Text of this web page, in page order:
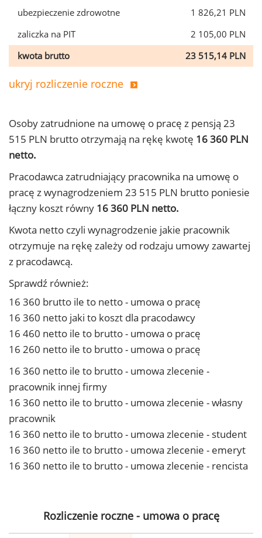
ubezpieczenie zdrowotne
1 826,21 PLN
zaliczka na PIT
2 105,00 PLN
kwota brutto
23 515,14 PLN
ukryj rozliczenie roczne
Osoby zatrudnione na umowę o pracę z pensją 23
515 PLN brutto otrzymają na rękę kwotę 16 360 PLN
netto.
Pracodawca zatrudniający pracownika na umowę o
pracę z wynagrodzeniem 23 515 PLN brutto poniesie
łączny koszt równy 16 360 PLN netto.
Kwota netto czyli wynagrodzenie jakie pracownik
otrzymuje na rękę zależy od rodzaju umowy zawartej
z pracodawcą.
Sprawdź również:
16 360 brutto ile to netto - umowa o pracę
16 360 netto jaki to koszt dla pracodawcy
16 460 netto ile to brutto - umowa o pracę
16 260 netto ile to brutto - umowa o pracę
16 360 netto ile to brutto - umowa zlecenie -
pracownik innej firmy
16 360 netto ile to brutto - umowa zlecenie - własny
pracownik
16 360 netto ile to brutto - umowa zlecenie - student
16 360 netto ile to brutto - umowa zlecenie - emeryt
16 360 netto ile to brutto - umowa zlecenie - rencista
Rozliczenie roczne - umowa o pracę